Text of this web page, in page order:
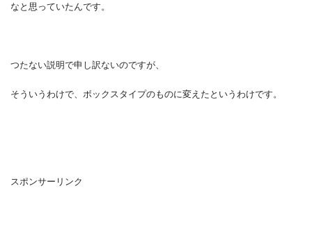
なと思っていたんです。
つたない説明で申し訳ないのですが、
そういうわけで、ボックスタイプのものに変えたというわけです。
スポンサーリンク